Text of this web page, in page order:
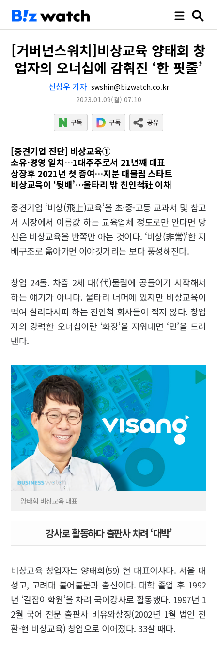
[거버넌스워치]비상교육 양태회 창
업자의 오너십에 감춰진 ‘한 핏줄’
신성우 기자 swshin@bizwatch.co.kr
2023.01.09(월) 07:10
[중견기업 진단] 비상교육①
소유·경영 일치…1대주주로서 21년째 대표
상장후 2021년 첫 증여…지분 대물림 스타트
비상교육이 ‘뒷배’…울타리 밖 친인척社 이채
중견기업 ‘비상(飛上)교육’을 초·중·고등 교과서 및 참고
서 시장에서 이름값 하는 교육업체 정도로만 안다면 당
신은 비상교육을 반쪽만 아는 것이다. ‘비상(非常)’한 지
배구조로 옮아가면 이야깃거리는 보다 풍성해진다.
창업 24돌. 차츰 2세 대(代)물림에 공들이기 시작해서
하는 얘기가 아니다. 울타리 너머에 있지만 비상교육이
먹여 살리다시피 하는 친인척 회사들이 적지 않다. 창업
자의 강력한 오너십이란 ‘화장’을 지워내면 ‘민’을 드러
낸다.
양태회 비상교육 대표
강사로 활동하다 출판사 차려 ‘대박’
비상교육 창업자는 양태회(59) 현 대표이사다. 서울 대
성고, 고려대 불어불문과 출신이다. 대학 졸업 후 1992
년 ‘길잡이학원’을 차려 국어강사로 활동했다. 1997년 1
2월 국어 전문 출판사 비유와상징(2002년 1월 법인 전
환·현 비상교육) 창업으로 이어졌다. 33살 때다.